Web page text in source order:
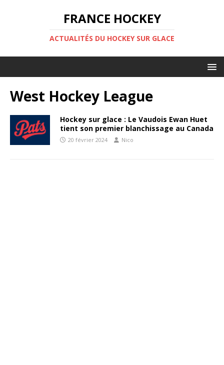
FRANCE HOCKEY
ACTUALITÉS DU HOCKEY SUR GLACE
West Hockey League
Hockey sur glace : Le Vaudois Ewan Huet
tient son premier blanchissage au Canada
20 février 2024 Nico